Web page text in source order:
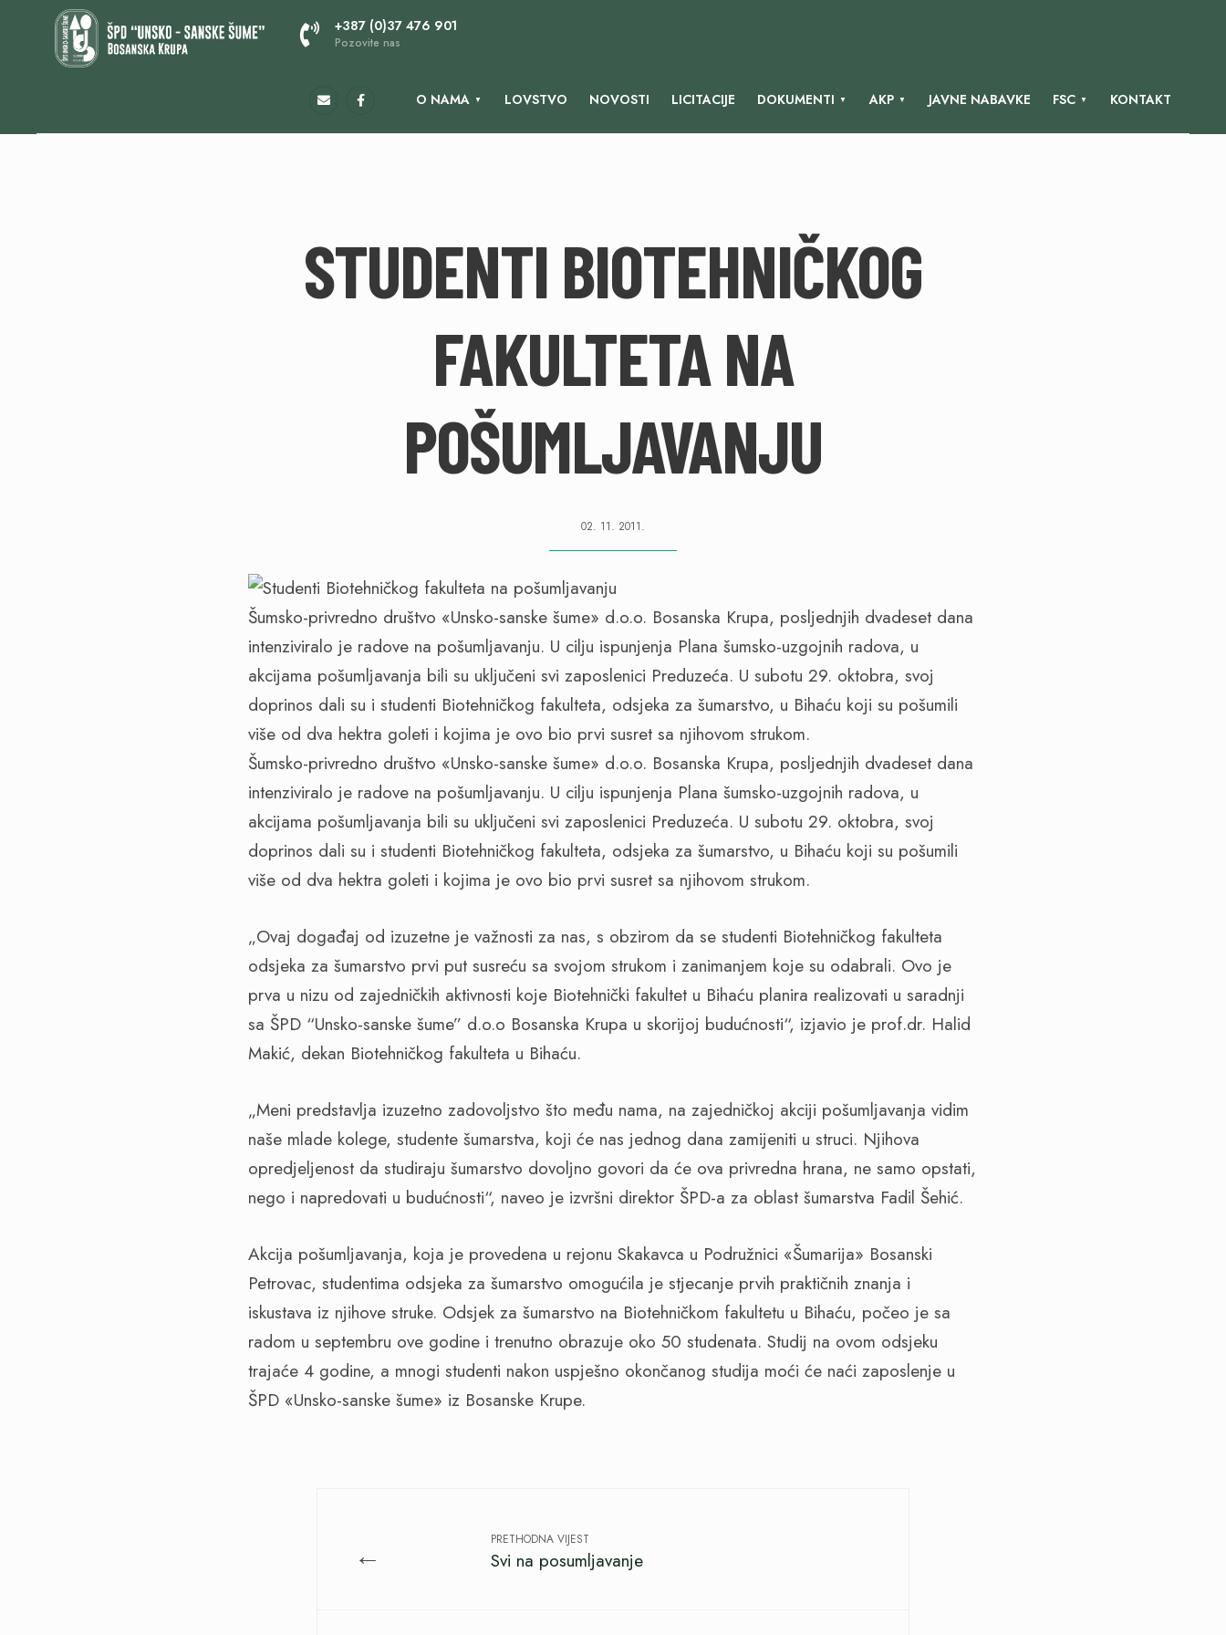
+387 (0)37 476 901
Pozovite nas
O NAMA LOVSTVO NOVOSTI LICITACIJE DOKUMENTI AKP JAVNE NABAVKE FSC KONTAKT
STUDENTI BIOTEHNIČKOG
FAKULTETA NA
POŠUMLJAVANJU
02. 11. 2011.
Šumsko-privredno društvo «Unsko-sanske šume» d.o.o. Bosanska Krupa, posljednjih dvadeset dana
intenziviralo je radove na pošumljavanju. U cilju ispunjenja Plana šumsko-uzgojnih radova, u
akcijama pošumljavanja bili su uključeni svi zaposlenici Preduzeća. U subotu 29. oktobra, svoj
doprinos dali su i studenti Biotehničkog fakulteta, odsjeka za šumarstvo, u Bihaću koji su pošumili
više od dva hektra goleti i kojima je ovo bio prvi susret sa njihovom strukom.
Šumsko-privredno društvo «Unsko-sanske šume» d.o.o. Bosanska Krupa, posljednjih dvadeset dana
intenziviralo je radove na pošumljavanju. U cilju ispunjenja Plana šumsko-uzgojnih radova, u
akcijama pošumljavanja bili su uključeni svi zaposlenici Preduzeća. U subotu 29. oktobra, svoj
doprinos dali su i studenti Biotehničkog fakulteta, odsjeka za šumarstvo, u Bihaću koji su pošumili
više od dva hektra goleti i kojima je ovo bio prvi susret sa njihovom strukom.
„Ovaj događaj od izuzetne je važnosti za nas, s obzirom da se studenti Biotehničkog fakulteta
odsjeka za šumarstvo prvi put susreću sa svojom strukom i zanimanjem koje su odabrali. Ovo je
prva u nizu od zajedničkih aktivnosti koje Biotehnički fakultet u Bihaću planira realizovati u saradnji
sa ŠPD “Unsko-sanske šume” d.o.o Bosanska Krupa u skorijoj budućnosti“, izjavio je prof.dr. Halid
Makić, dekan Biotehničkog fakulteta u Bihaću.
„Meni predstavlja izuzetno zadovoljstvo što među nama, na zajedničkoj akciji pošumljavanja vidim
naše mlade kolege, studente šumarstva, koji će nas jednog dana zamijeniti u struci. Njihova
opredjeljenost da studiraju šumarstvo dovoljno govori da će ova privredna hrana, ne samo opstati,
nego i napredovati u budućnosti“, naveo je izvršni direktor ŠPD-a za oblast šumarstva Fadil Šehić.
Akcija pošumljavanja, koja je provedena u rejonu Skakavca u Podružnici «Šumarija» Bosanski
Petrovac, studentima odsjeka za šumarstvo omogućila je stjecanje prvih praktičnih znanja i
iskustava iz njihove struke. Odsjek za šumarstvo na Biotehničkom fakultetu u Bihaću, počeo je sa
radom u septembru ove godine i trenutno obrazuje oko 50 studenata. Studij na ovom odsjeku
trajaće 4 godine, a mnogi studenti nakon uspješno okončanog studija moći će naći zaposlenje u
ŠPD «Unsko-sanske šume» iz Bosanske Krupe.
← PRETHODNA VIJEST
Svi na posumljavanje